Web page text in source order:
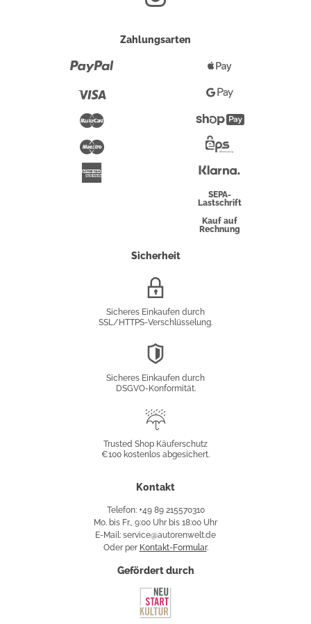
Zahlungsarten
Maestro
Pay
Google
Pay
Überweisung
SEPA-
Lastschrift
Kauf auf
Rechnung
Sicherheit
Sicheres Einkaufen durch
SSL/HTTPS-Verschlüsselung.
Sicheres Einkaufen durch
DSGVO-Konformität.
Käuferschutz
Trusted Shop Käuferschutz
€100 kostenlos abgesichert.
Kontakt
Telefon: +49 89 215570310
Mo. bis Fr., 9:00 Uhr bis 18:00 Uhr
E-Mail: service@autorenwelt.de
Oder per Kontakt-Formular.
Gefördert durch